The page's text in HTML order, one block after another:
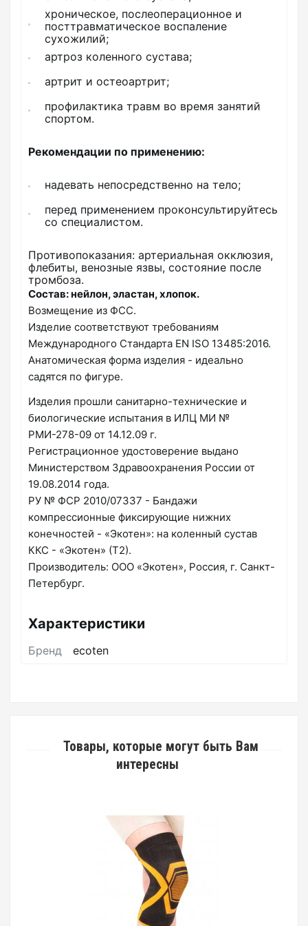
хроническое, послеоперационное и
посттравматическое воспаление
сухожилий;
артроз коленного сустава;
артрит и остеоартрит;
профилактика травм во время занятий
спортом.
Рекомендации по применению:
надевать непосредственно на тело;
перед применением проконсультируйтесь
со специалистом.
Противопоказания: артериальная окклюзия,
флебиты, венозные язвы, состояние после
тромбоза.
Состав: нейлон, эластан, хлопок.
Возмещение из ФСС.
Изделие соответствуют требованиям
Международного Стандарта EN ISO 13485:2016.
Анатомическая форма изделия - идеально
садятся по фигуре.
Изделия прошли санитарно-технические и
биологические испытания в ИЛЦ МИ №
РМИ-278-09 от 14.12.09 г.
Регистрационное удостоверение выдано
Министерством Здравоохранения России от
19.08.2014 года.
РУ № ФСР 2010/07337 - Бандажи
компрессионные фиксирующие нижних
конечностей - «Экотен»: на коленный сустав
ККС - «Экотен» (Т2).
Производитель: ООО «Экотен», Россия, г. Санкт-
Петербург.
Характеристики
Бренд ecoten
Товары, которые могут быть Вам
интересны